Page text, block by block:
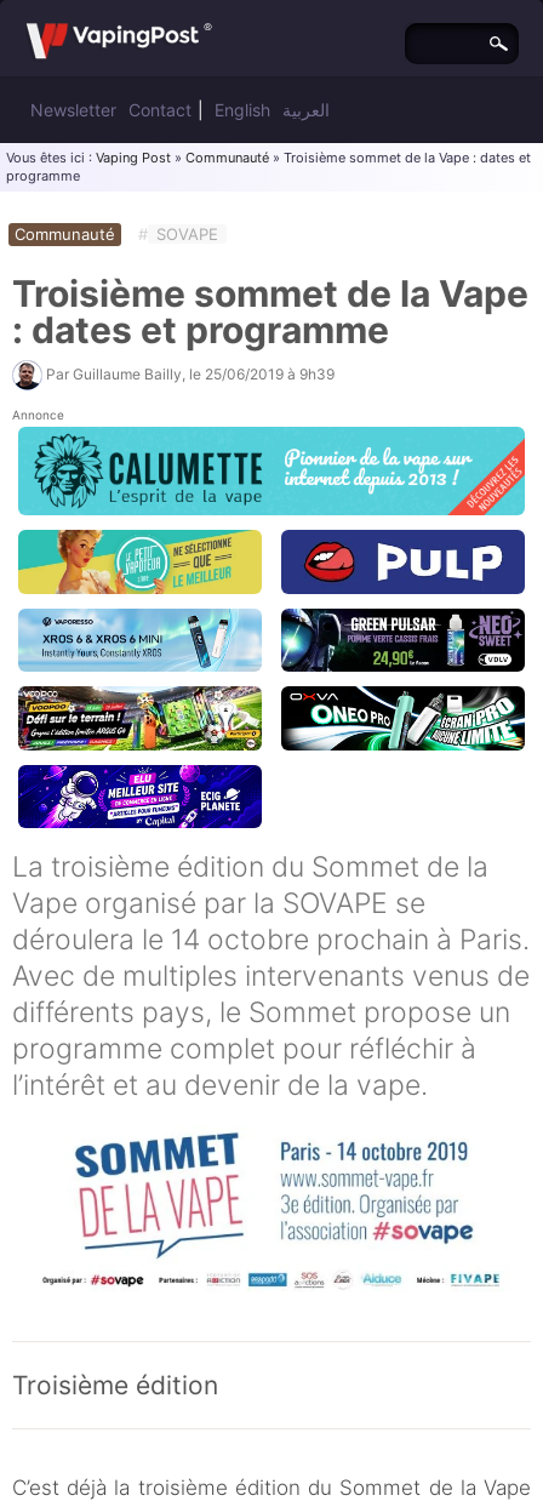
Newsletter Contact English العربية
Vous êtes ici : Vaping Post » Communauté » Troisième sommet de la Vape : dates et
programme
Communauté # SOVAPE
Troisième sommet de la Vape
: dates et programme
Par Guillaume Bailly , le 25/06/2019 à 9h39
Annonce
La troisième édition du Sommet de la
Vape organisé par la SOVAPE se
déroulera le 14 octobre prochain à Paris.
Avec de multiples intervenants venus de
différents pays, le Sommet propose un
programme complet pour réfléchir à
l’intérêt et au devenir de la vape.
Troisième édition
C’est déjà la troisième édition du Sommet de la Vape